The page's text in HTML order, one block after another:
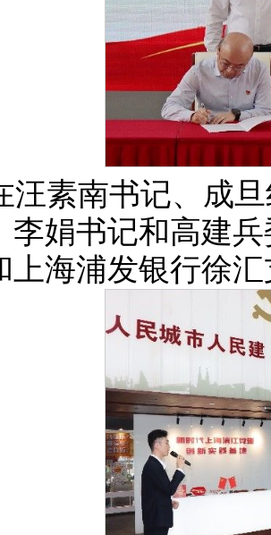
汪素南书记、成
李娟书记和高建
上海浦发银行徐